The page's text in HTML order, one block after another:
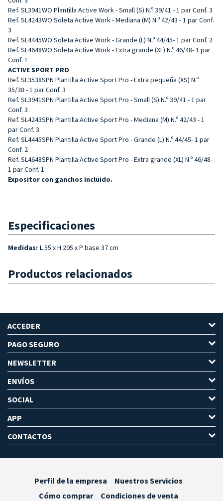
Ref. SL3941WO Plantilla Active Work - Small (S) N.º 39/41 - 1 par Conf. 3
Ref. SL4243WO Soleta Active Work - Mediana (M) N.º 42/43 - 1 par Conf.
3
Ref. SL4445WO Soleta Active Work - Grande (L) N.º 44/45- 1 par Conf. 2
Ref. SL4648WO Soleta Active Work - Extra grande (XL) N.º 46/48- 1 par
Conf. 1
ACTIVE SPORT PRO
Ref. SL3538SPN Plantilla Active Sport Pro - Extra pequeña (XS) N.º
35/38 - 1 par Conf. 3
Ref. SL3941SPN Plantilla Active Sport Pro - Small (S) N.º 39/41 - 1 par
Conf. 3
Ref. SL4243SPN Plantilla Active Sport Pro - Mediana (M) N.º 42/43 - 1
par Conf. 3
Ref. SL4445SPN Plantilla Active Sport Pro - Grande (L) N.º 44/45- 1 par
Conf. 2
Ref. SL4648SPN Plantilla Active Sport Pro - Extra grande (XL) N.º 46/48-
1 par Conf. 1
Expositor con ganchos incluido.
Especificaciones
Medidas: L55 x H 205 x P base 37 cm
Productos relacionados
ACCEDER
PAGO SEGURO
NEWSLETTER
ENVÍOS
SOCIAL
APP
CONTACTOS
Perfil de la empresa
Nuestros Servicios
Cómo comprar
Condiciones de venta